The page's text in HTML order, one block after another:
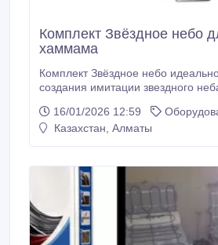
Комплект Звёздное небо
хаммама
Комплект Звёздное небо
создания имитации звездного
Источник света - мощные
обеспечивающие очень высокую
без замены источников света -
16/01/2026 12:59
Казахстан, Алматы